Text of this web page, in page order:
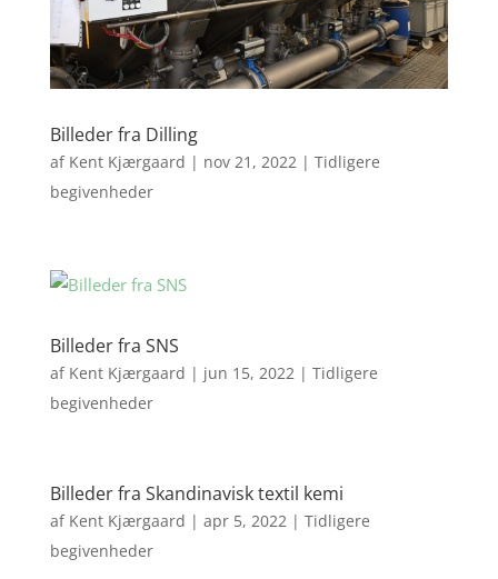
Billeder fra Dilling
af Kent Kjærgaard | nov 21, 2022| Tidligere
begivenheder
Billeder fra SNS
af Kent Kjærgaard | jun 15, 2022| Tidligere
begivenheder
Billeder fra Skandinavisk textil kemi
af Kent Kjærgaard | apr 5, 2022| Tidligere
begivenheder